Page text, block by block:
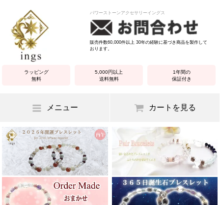
パワーストーンアクセサリーイングス
販売件数60,000件以上 30年の経験に基づき商品を製作して
おります。
ラッピング
無料
5,000円以上
送料無料
1年間の
保証付き
メニュー カートを見る